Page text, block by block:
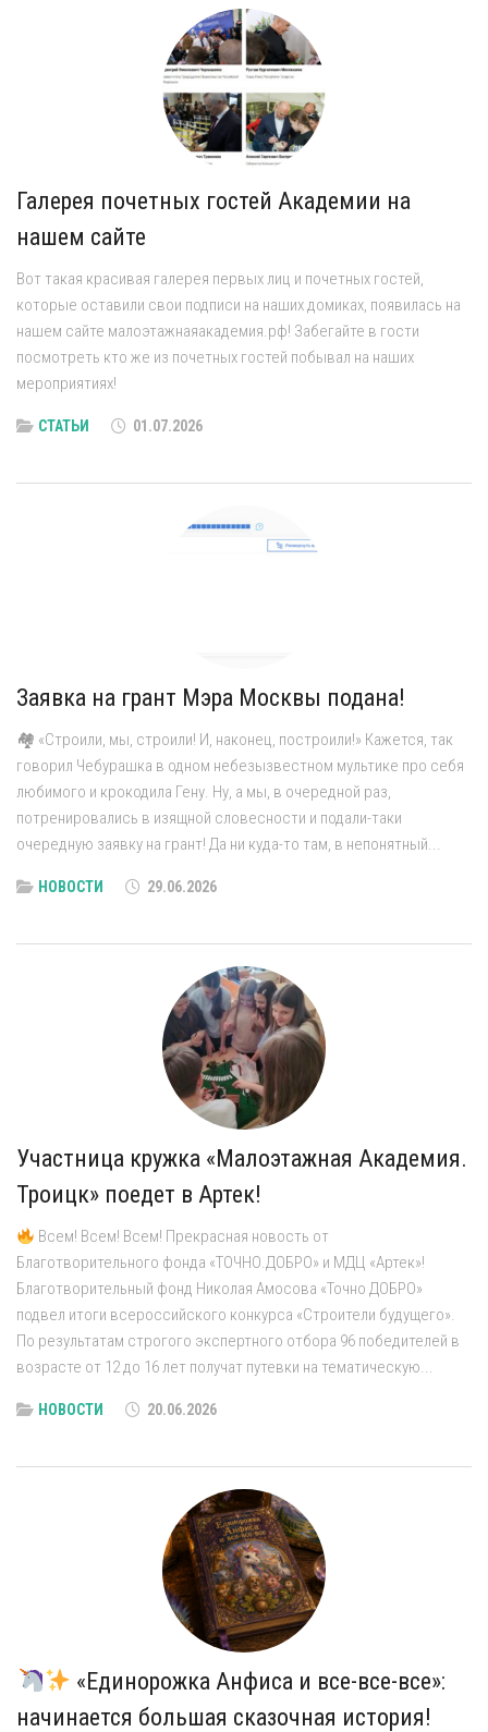
Галерея почетных гостей Академии на
нашем сайте
Вот такая красивая галерея первых лиц и почетных гостей,
которые оставили свои подписи на наших домиках, появилась на
нашем сайте малоэтажнаяакадемия.рф! Забегайте в гости
посмотреть кто же из почетных гостей побывал на наших
мероприятиях!
СТАТЬИ 01.07.2026
Заявка на грант Мэра Москвы подана!
🏘 «Строили, мы, строили! И, наконец, построили!» Кажется, так
говорил Чебурашка в одном небезызвестном мультике про себя
любимого и крокодила Гену. Ну, а мы, в очередной раз,
потренировались в изящной словесности и подали-таки
очередную заявку на грант! Да ни куда-то там, в непонятный...
НОВОСТИ 29.06.2026
Участница кружка «Малоэтажная Академия.
Троицк» поедет в Артек!
Всем! Всем! Всем! Прекрасная новость от
Благотворительного фонда «ТОЧНО.ДОБРО» и МДЦ «Артек»!
Благотворительный фонд Николая Амосова «Точно ДОБРО»
подвел итоги всероссийского конкурса «Строители будущего».
По результатам строгого экспертного отбора 96 победителей в
возрасте от 12 до 16 лет получат путевки на тематическую...
НОВОСТИ 20.06.2026
«Единорожка Анфиса и все-все-все»:
начинается большая сказочная история!